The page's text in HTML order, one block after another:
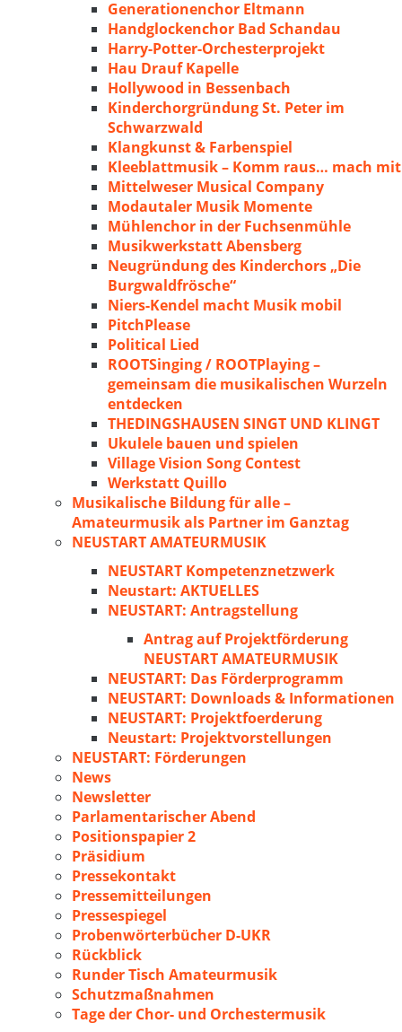
Generationenchor Eltmann
Handglockenchor Bad Schandau
Harry-Potter-Orchesterprojekt
Hau Drauf Kapelle
Hollywood in Bessenbach
Kinderchorgründung St. Peter im
Schwarzwald
Klangkunst & Farbenspiel
Kleeblattmusik – Komm raus… mach mit
Mittelweser Musical Company
Modautaler Musik Momente
Mühlenchor in der Fuchsenmühle
Musikwerkstatt Abensberg
Neugründung des Kinderchors „Die
Burgwaldfrösche“
Niers-Kendel macht Musik mobil
PitchPlease
Political Lied
ROOTSinging / ROOTPlaying –
gemeinsam die musikalischen Wurzeln
entdecken
THEDINGSHAUSEN SINGT UND KLINGT
Ukulele bauen und spielen
Village Vision Song Contest
Werkstatt Quillo
Musikalische Bildung für alle –
Amateurmusik als Partner im Ganztag
NEUSTART AMATEURMUSIK
NEUSTART Kompetenznetzwerk
Neustart: AKTUELLES
NEUSTART: Antragstellung
Antrag auf Projektförderung
NEUSTART AMATEURMUSIK
NEUSTART: Das Förderprogramm
NEUSTART: Downloads & Informationen
NEUSTART: Projektfoerderung
Neustart: Projektvorstellungen
NEUSTART: Förderungen
News
Newsletter
Parlamentarischer Abend
Positionspapier 2
Präsidium
Pressekontakt
Pressemitteilungen
Pressespiegel
Probenwörterbücher D-UKR
Rückblick
Runder Tisch Amateurmusik
Schutzmaßnahmen
Tage der Chor- und Orchestermusik